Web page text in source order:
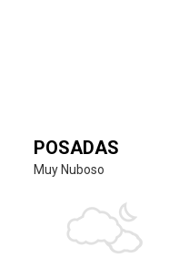
POSADAS
Muy Nuboso